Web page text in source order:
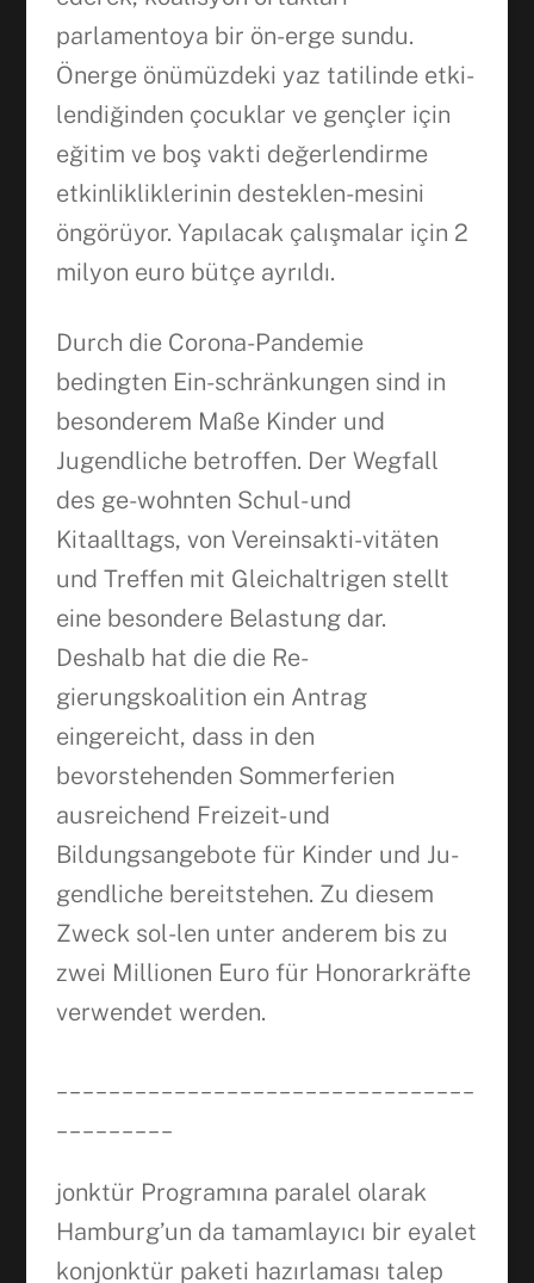
parlamentoya bir ön-erge sundu.
Önerge önümüzdeki yaz tatilinde etki-
lendiğinden çocuklar ve gençler için
eğitim ve boş vakti değerlendirme
etkinlikliklerinin desteklen-mesini
öngörüyor. Yapılacak çalışmalar için 2
milyon euro bütçe ayrıldı.
Durch die Corona-Pandemie
bedingten Ein-schränkungen sind in
besonderem Maße Kinder und
Jugendliche betroffen. Der Wegfall
des ge-wohnten Schul- und
Kitaalltags, von Vereinsakti-vitäten
und Treffen mit Gleichaltrigen stellt
eine besondere Belastung dar.
Deshalb hat die die Re-
gierungskoalition ein Antrag
eingereicht, dass in den
bevorstehenden Sommerferien
ausreichend Freizeit- und
Bildungsangebote für Kinder und Ju-
gendliche bereitstehen. Zu diesem
Zweck sol-len unter anderem bis zu
zwei Millionen Euro für Honorarkräfte
verwendet werden.
jonktür Programına paralel olarak
Hamburg’un da tamamlayıcı bir eyalet
konjonktür paketi hazırlaması talep